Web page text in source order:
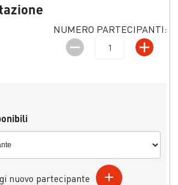
NUMERO PARTECIPANTI:
nuovo partecipante